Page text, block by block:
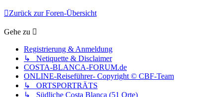
Zurück zur Foren-Übersicht
Gehe zu
Registrierung & Anmeldung
↳ Netiquette & Disclaimer
COSTA-BLANCA-FORUM.de
ONLINE-Reiseführer- Copyright © CBF-Team
↳ ORTSPORTRÄTS
↳ Südliche Costa Blanca (51 Orte)